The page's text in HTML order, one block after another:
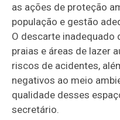
as ações de proteção
população e gestão
O descarte inadequado
praias e áreas de lazer
riscos de acidentes,
negativos ao meio
qualidade desses
secretário.